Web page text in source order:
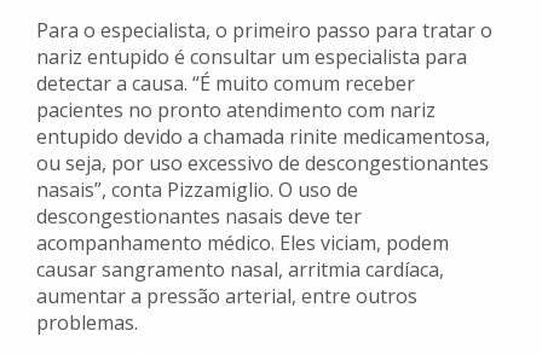
Para o especialista, o primeiro passo para tratar o
nariz entupido é consultar um especialista para
detectar a causa. “É muito comum receber
pacientes no pronto atendimento com nariz
entupido devido a chamada rinite medicamentosa,
ou seja, por uso excessivo de descongestionantes
nasais”, conta Pizzamiglio. O uso de
descongestionantes nasais deve ter
acompanhamento médico. Eles viciam, podem
causar sangramento nasal, arritmia cardíaca,
aumentar a pressão arterial, entre outros
problemas.